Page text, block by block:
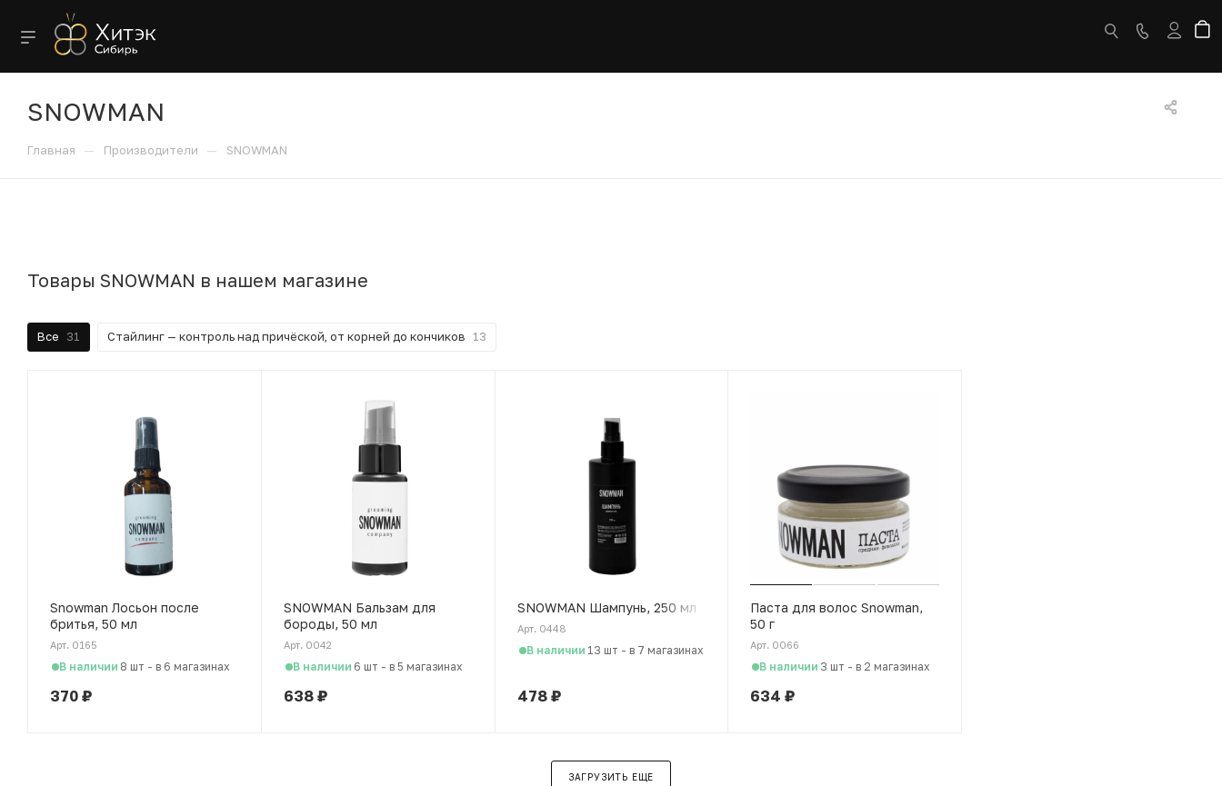
SNOWMAN
Главная — Производители — SNOWMAN
Товары SNOWMAN в нашем магазине
Все 31 Стайлинг — контроль над причёской, от корней до кончиков 13
Snowman Лосьон после
бритья, 50 мл
Арт. 0165
В наличии 8 шт - в 6 магазинах
370₽
SNOWMAN Бальзам для
бороды, 50 мл
Арт. 0042
В наличии 6 шт - в 5 магазинах
638₽
SNOWMAN Шампунь, 250 мл
Арт. 0448
В наличии 13 шт - в 7 магазинах
478₽
Паста для волос Snowman,
50 г
Арт. 0066
В наличии 3 шт - в 2 магазинах
634 ₽
ЗАГРУЗИТЬ ЕЩЕ